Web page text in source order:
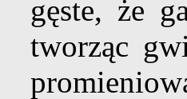
gęste, że
tworząc